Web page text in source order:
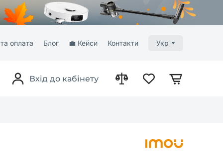
оплата Блог 💼 Кейси Контакти Укр
Вхід до кабінету